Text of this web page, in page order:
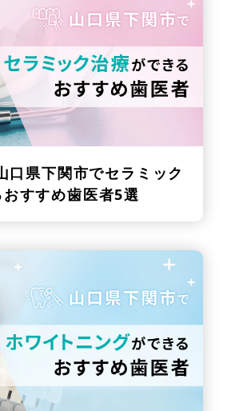
口県下関市でセラミック
すすめ歯医者5選